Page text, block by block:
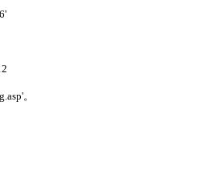
。